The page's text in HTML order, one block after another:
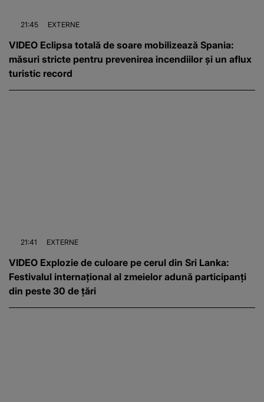
21:45 EXTERNE
VIDEO Eclipsa totală de soare mobilizează Spania:
măsuri stricte pentru prevenirea incendiilor și un aflux
turistic record
21:41 EXTERNE
VIDEO Explozie de culoare pe cerul din Sri Lanka:
Festivalul internațional al zmeielor adună participanți
din peste 30 de țări